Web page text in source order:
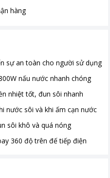
hàng
sự an toàn cho người sử dụng
nấu nước nhanh chóng
nhiệt tốt, đun sôi nhanh
nước sôi và khi ấm cạn nước
sôi khô và quá nóng
360 độ trên đế tiếp điện